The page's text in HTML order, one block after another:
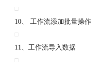
10、 工作流添加批量操作
11、工作流导入数据